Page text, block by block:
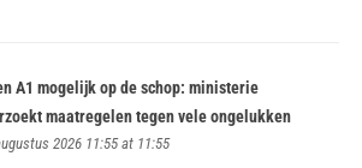
A1 mogelijk op de schop: ministerie
maatregelen tegen vele ongelukken
2026 11:55 at 11:55